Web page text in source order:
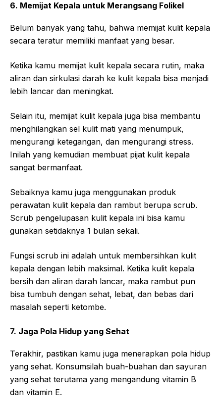
6. Memijat Kepala untuk Merangsang Folikel
Belum banyak yang tahu, bahwa memijat kulit kepala
secara teratur memiliki manfaat yang besar.
Ketika kamu memijat kulit kepala secara rutin, maka
aliran dan sirkulasi darah ke kulit kepala bisa menjadi
lebih lancar dan meningkat.
Selain itu, memijat kulit kepala juga bisa membantu
menghilangkan sel kulit mati yang menumpuk,
mengurangi ketegangan, dan mengurangi stress.
Inilah yang kemudian membuat pijat kulit kepala
sangat bermanfaat.
Sebaiknya kamu juga menggunakan produk
perawatan kulit kepala dan rambut berupa scrub.
Scrub pengelupasan kulit kepala ini bisa kamu
gunakan setidaknya 1 bulan sekali.
Fungsi scrub ini adalah untuk membersihkan kulit
kepala dengan lebih maksimal. Ketika kulit kepala
bersih dan aliran darah lancar, maka rambut pun
bisa tumbuh dengan sehat, lebat, dan bebas dari
masalah seperti ketombe.
7. Jaga Pola Hidup yang Sehat
Terakhir, pastikan kamu juga menerapkan pola hidup
yang sehat. Konsumsilah buah-buahan dan sayuran
yang sehat terutama yang mengandung vitamin B
dan vitamin E.